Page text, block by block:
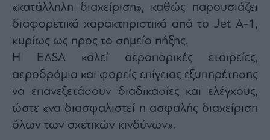
«κατάλληλη διαχείριση», καθώς παρουσιάζει
διαφορετικά χαρακτηριστικά από το Jet A-1,
κυρίως ως προς το σημείο πήξης.
Η EASA καλεί αεροπορικές εταιρείες,
αεροδρόμια και φορείς επίγειας εξυπηρέτησης
να επανεξετάσουν διαδικασίες και ελέγχους,
ώστε «να διασφαλιστεί η ασφαλής διαχείριση
όλων των σχετικών κινδύνων».